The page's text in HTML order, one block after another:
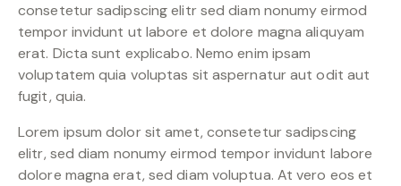
consetetur sadipscing elitr sed diam nonumy eirmod
tempor invidunt ut labore et dolore magna aliquyam
erat. Dicta sunt explicabo. Nemo enim ipsam
voluptatem quia voluptas sit aspernatur aut odit aut
fugit, quia.
Lorem ipsum dolor sit amet, consetetur sadipscing
elitr, sed diam nonumy eirmod tempor invidunt labore
dolore magna erat, sed diam voluptua. At vero eos et